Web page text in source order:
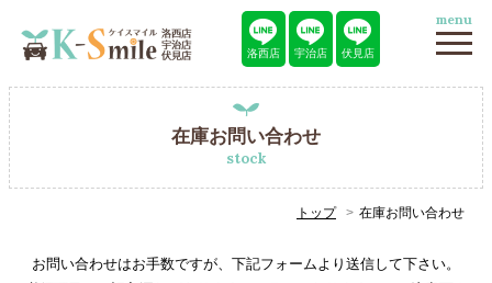
洛西店 宇治店 伏見店
menu
在庫お問い合わせ
stock
トップ 在庫お問い合わせ
お問い合わせはお手数ですが、下記フォームより送信して下さい。